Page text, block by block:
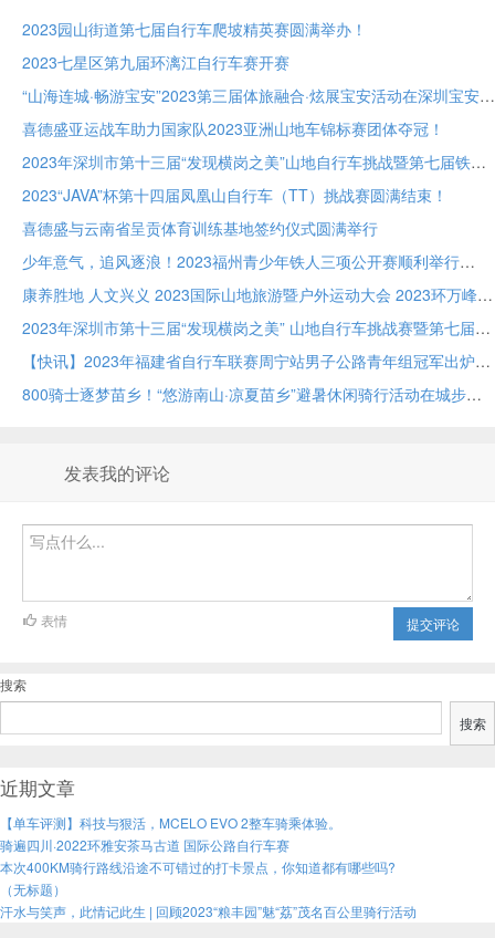
2023园山街道第七届自行车爬坡精英赛圆满举办！
2023七星区第九届环漓江自行车赛开赛
“山海连城·畅游宝安”2023第三届体旅融合·炫展宝安活动在深圳宝安成功举办
喜德盛亚运战车助力国家队2023亚洲山地车锦标赛团体夺冠！
2023年深圳市第十三届“发现横岗之美”山地自行车挑战暨第七届铁人两项接力赛圆满成功
2023“JAVA”杯第十四届凤凰山自行车（TT）挑战赛圆满结束！
喜德盛与云南省呈贡体育训练基地签约仪式圆满举行
少年意气，追风逐浪！2023福州青少年铁人三项公开赛顺利举行
康养胜地 人文兴义 2023国际山地旅游暨户外运动大会 2023环万峰林国际山地自行车赛鸣枪开赛
2023年深圳市第十三届“发现横岗之美” 山地自行车挑战赛暨第七届铁人二项接力赛
【快讯】2023年福建省自行车联赛周宁站男子公路青年组冠军出炉！
800骑士逐梦苗乡！“悠游南山·凉夏苗乡”避暑休闲骑行活动在城步苗族自治县举行！
发表我的评论
提交评论
表情
搜索
搜索
近期文章
【单车评测】科技与狠活，MCELO EVO 2整车骑乘体验。
骑遍四川·2022环雅安茶马古道 国际公路自行车赛
本次400KM骑行路线沿途不可错过的打卡景点，你知道都有哪些吗?
（无标题）
汗水与笑声，此情记此生 | 回顾2023“粮丰园”魅“荔”茂名百公里骑行活动